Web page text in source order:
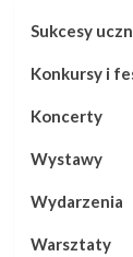
Sukcesy
Konkursy i
Koncerty
Wystawy
Wydarzenia
Warsztaty